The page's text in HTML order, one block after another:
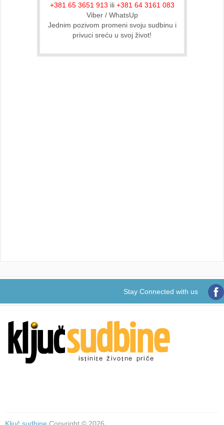
+381 65 3651 913 ili +381 64 3161 083
Viber / WhatsUp
Jednim pozivom promeni svoju sudbinu i
privuci sreću u svoj život!
Stay Connected with us
Ključ sudbine Copyright © 2026.